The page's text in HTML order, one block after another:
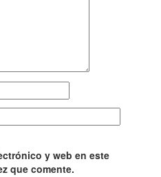
y web en este
que comente.